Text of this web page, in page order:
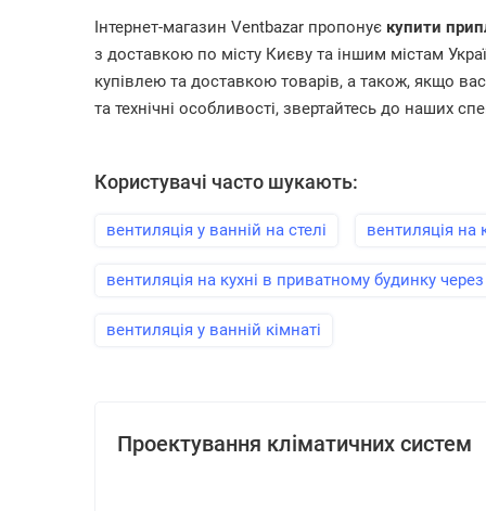
Інтернет-магазин Ventbazar пропонує купити
з доставкою по місту Києву та іншим містам
купівлею та доставкою товарів, а також, якщо
та технічні особливості, звертайтесь до наших
Користувачі часто шукають:
вентиляція у ванній на стелі вентиляція на
вентиляція на кухні в приватному будинку через
вентиляція у ванній кімнаті
Проектування кліматичних систем